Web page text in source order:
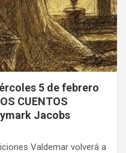
5 de febrero
CUENTOS
Jacobs
Valdemar volverá a